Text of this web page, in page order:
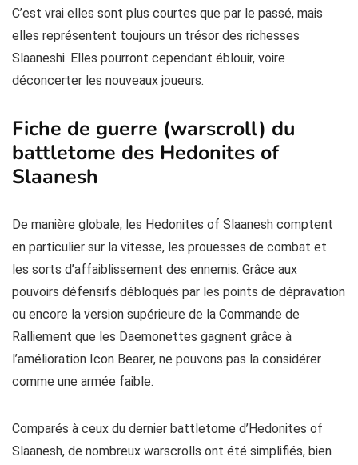
C’est vrai elles sont plus courtes que par le passé, mais
elles représentent toujours un trésor des richesses
Slaaneshi. Elles pourront cependant éblouir, voire
déconcerter les nouveaux joueurs.
Fiche de guerre (warscroll) du
battletome des Hedonites of
Slaanesh
De manière globale, les Hedonites of Slaanesh comptent
en particulier sur la vitesse, les prouesses de combat et
les sorts d’affaiblissement des ennemis. Grâce aux
pouvoirs défensifs débloqués par les points de dépravation
ou encore la version supérieure de la Commande de
Ralliement que les Daemonettes gagnent grâce à
l’amélioration Icon Bearer, ne pouvons pas la considérer
comme une armée faible.
Comparés à ceux du dernier battletome d’Hedonites of
Slaanesh, de nombreux warscrolls ont été simplifiés, bien